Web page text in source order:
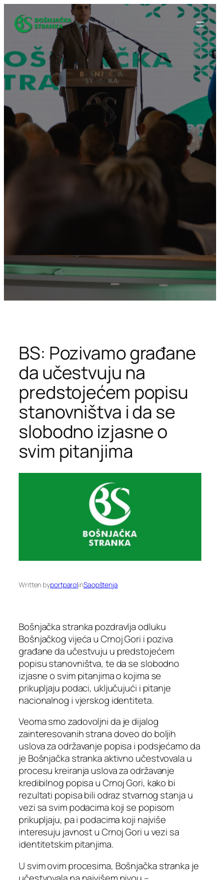
sadržaj
BS: Pozivamo građane
da učestvuju na
predstojećem popisu
stanovništva i da se
slobodno izjasne o
svim pitanjima
Written byportparolinSaopštenja
Bošnjačka stranka pozdravlja odluku
Bošnjačkog vijeća u Crnoj Gori i poziva
građane da učestvuju u predstojećem
popisu stanovništva, te da se slobodno
izjasne o svim pitanjima o kojima se
prikupljaju podaci, uključujući i pitanje
nacionalnog i vjerskog identiteta.
Veoma smo zadovoljni da je dijalog
zainteresovanih strana doveo do boljih
uslova za održavanje popisa i podsjećamo da
je Bošnjačka stranka aktivno učestvovala u
procesu kreiranja uslova za održavanje
kredibilnog popisa u Crnoj Gori, kako bi
rezultati popisa bili odraz stvarnog stanja u
vezi sa svim podacima koji se popisom
prikupljaju, pa i podacima koji najviše
interesuju javnost u Crnoj Gori u vezi sa
identitetskim pitanjima.
U svim ovim procesima, Bošnjačka stranka je